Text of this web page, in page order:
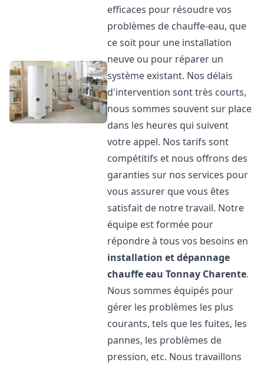
efficaces pour résoudre vos
problèmes de chauffe-eau, que
ce soit pour une installation
neuve ou pour réparer un
système existant. Nos délais
d'intervention sont très courts,
nous sommes souvent sur place
dans les heures qui suivent
votre appel. Nos tarifs sont
compétitifs et nous offrons des
garanties sur nos services pour
vous assurer que vous êtes
satisfait de notre travail. Notre
équipe est formée pour
répondre à tous vos besoins en
installation et dépannage
chauffe eau Tonnay Charente.
Nous sommes équipés pour
gérer les problèmes les plus
courants, tels que les fuites, les
pannes, les problèmes de
pression, etc. Nous travaillons